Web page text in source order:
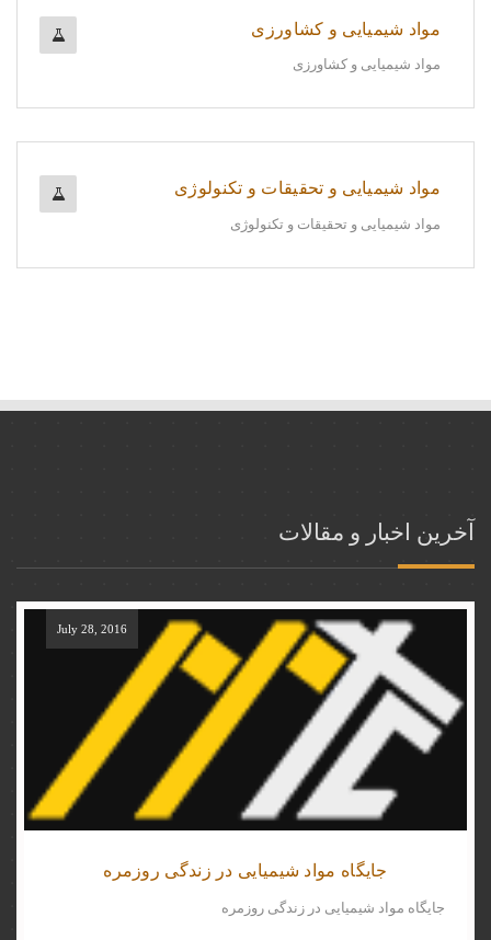
مواد شیمیایی و کشاورزی
مواد شیمیایی و کشاورزی
مواد شیمیایی و تحقیقات و تکنولوژی
مواد شیمیایی و تحقیقات و تکنولوژی
آخرین اخبار و مقالات
July 28, 2016
جایگاه مواد شیمیایی در زندگی روزمره
جایگاه مواد شیمیایی در زندگی روزمره